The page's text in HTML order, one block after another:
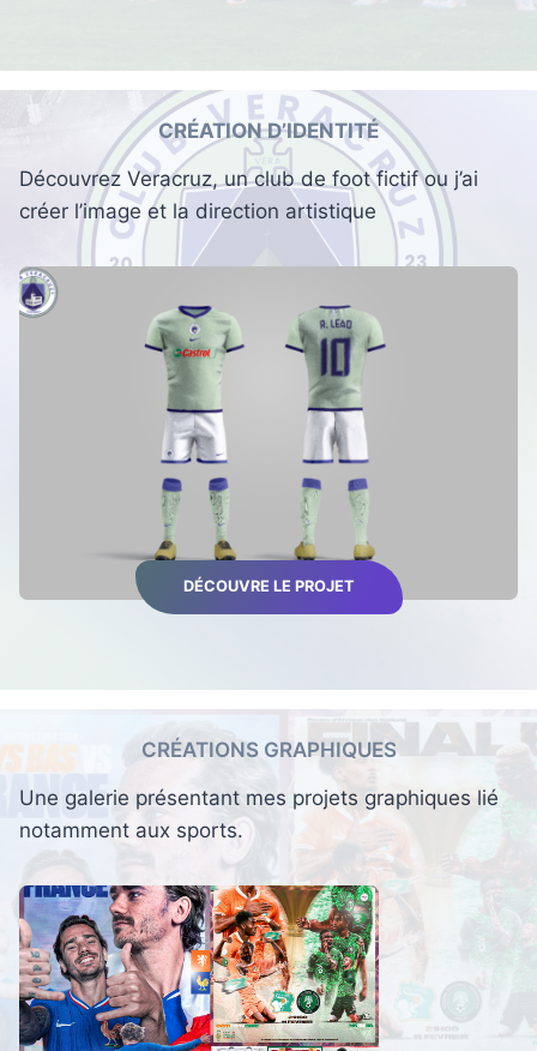
CRÉATION D’IDENTITÉ
Découvrez Veracruz, un club de foot fictif ou j’ai
créer l’image et la direction artistique
DÉCOUVRE LE PROJET
CRÉATIONS GRAPHIQUES
Une galerie présentant mes projets graphiques lié
notamment aux sports.